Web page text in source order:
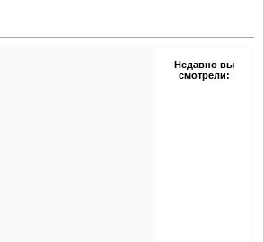
Недавно вы
смотрели: